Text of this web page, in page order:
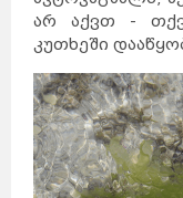
არ აქვთ -
კუთხეში